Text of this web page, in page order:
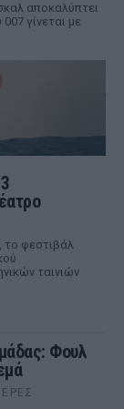
αποκαλύπτει
γίνεται με
το φεστιβάλ
ταινιών
Φουλ